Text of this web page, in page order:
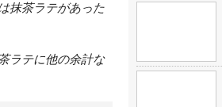
抹茶ラテがあった
ラテに他の余計な